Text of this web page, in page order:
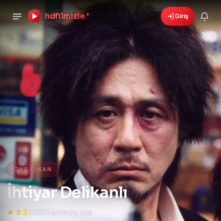
hdfilmizle + Giriş
🎁 6 yeni fırsat! Bonusları gör›
HD Film izle — HD Film İzle,
ÖNE ÇIKAN
İhtiyar Delikanlı
★ 8.32003 Gerilim2s 0dk